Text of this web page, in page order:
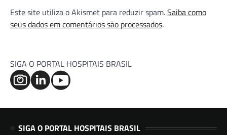
Este site utiliza o Akismet para reduzir spam.Saiba como
seus dados em comentários são processados.
SIGA O PORTAL HOSPITAIS BRASIL
SIGA O PORTAL HOSPITAIS BRASIL